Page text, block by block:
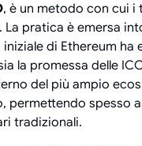
, è un metodo con cui
pratica è emersa
iniziale di Ethereum
la promessa delle
del più ampio
permettendo spesso
tradizionali.